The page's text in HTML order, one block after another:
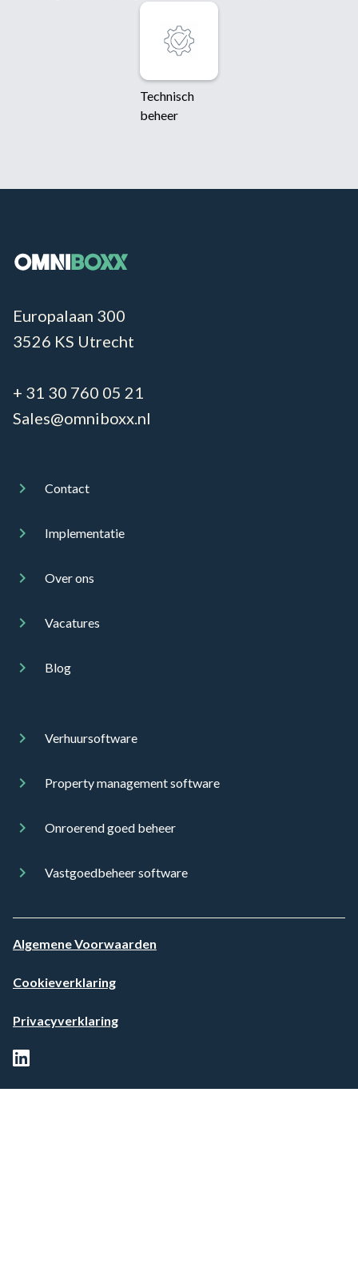
Technisch
beheer
Europalaan 300
3526 KS Utrecht
+ 31 30 760 05 21
Sales@omniboxx.nl
Contact
Implementatie
Over ons
Vacatures
Blog
Verhuursoftware
Property management software
Onroerend goed beheer
Vastgoedbeheer software
Algemene Voorwaarden
Cookieverklaring
Privacyverklaring